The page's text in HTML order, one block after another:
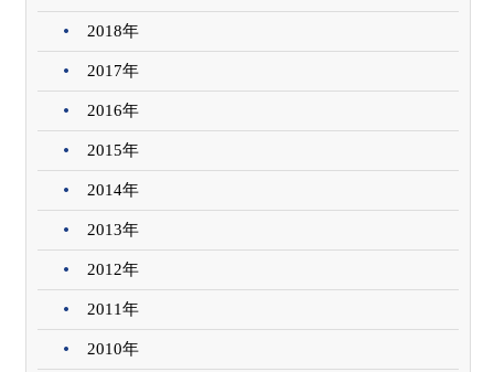
2018年
2017年
2016年
2015年
2014年
2013年
2012年
2011年
2010年